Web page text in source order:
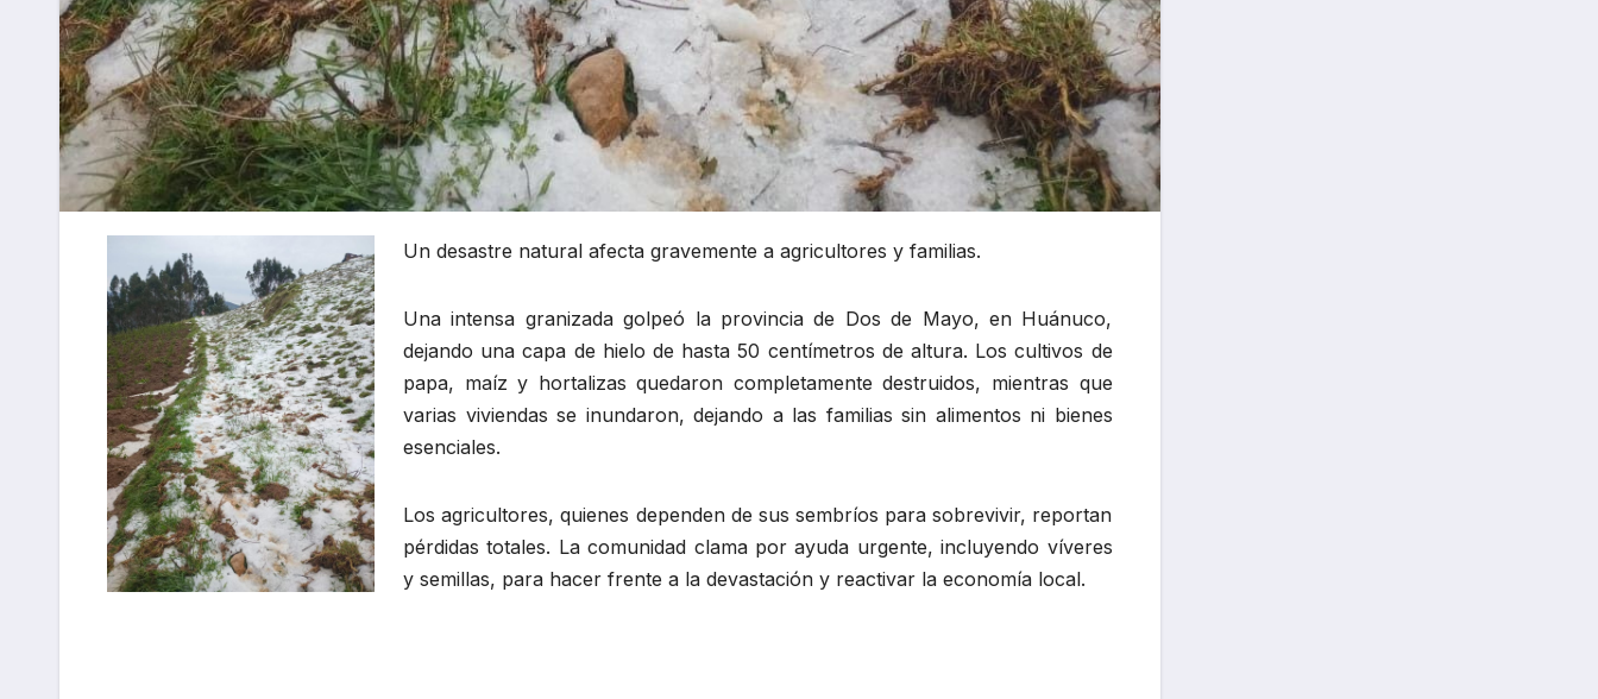
Un desastre natural afecta gravemente a agricultores y familias.
Una intensa granizada golpeó la provincia de Dos de Mayo, en Huánuco,
dejando una capa de hielo de hasta 50 centímetros de altura. Los cultivos de
papa, maíz y hortalizas quedaron completamente destruidos, mientras que
varias viviendas se inundaron, dejando a las familias sin alimentos ni bienes
esenciales.
Los agricultores, quienes dependen de sus sembríos para sobrevivir, reportan
pérdidas totales. La comunidad clama por ayuda urgente, incluyendo víveres
y semillas, para hacer frente a la devastación y reactivar la economía local.